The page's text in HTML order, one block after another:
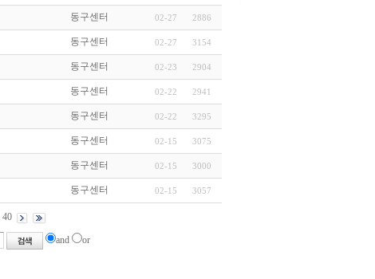
동구센터 02-27 2886
동구센터 02-27 3154
동구센터 02-23 2904
동구센터 02-22 2941
동구센터 02-22 3295
동구센터 02-15 3075
동구센터 02-15 3000
동구센터 02-15 3057
40
and or